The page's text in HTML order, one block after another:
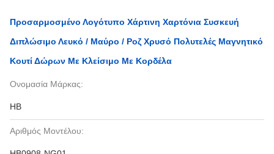
Προσαρμοσμένο Λογότυπο Χάρτινη Χαρτόνια Συσκευή
Διπλώσιμο Λευκό / Μαύρο / Ροζ Χρυσό Πολυτελές Μαγνητικό
Κουτί Δώρων Με Κλείσιμο Με Κορδέλα
Ονομασία Μάρκας:
HB
Αριθμός Μοντέλου: